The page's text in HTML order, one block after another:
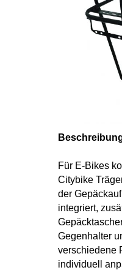
Für E-Bikes
Citybike
der
integriert,
Gegenhalter
verschiedene
individuell